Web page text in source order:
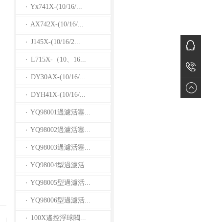
· Yx741X-(10/16/...
· AX742X-(10/16/...
· J145X-(10/16/2...
· L715X-（10、16...
· DY30AX-(10/16/...
· DYH41X-(10/16/...
· YQ98001過濾活塞...
· YQ98002過濾活塞...
· YQ98003過濾活塞...
· YQ98004型過濾活...
· YQ98005型過濾活...
· YQ98006型過濾活...
· 100X遙控浮球閥...